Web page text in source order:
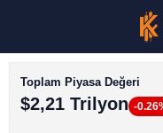
Toplam Piyasa Değeri
$2,21 Trilyon -